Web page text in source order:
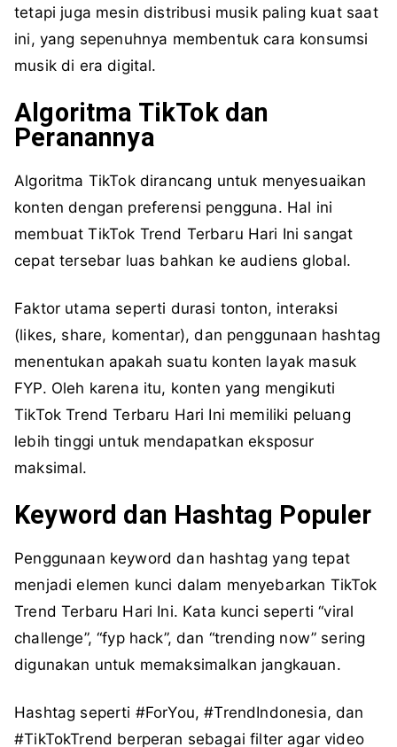
tetapi juga mesin distribusi musik paling kuat saat
ini, yang sepenuhnya membentuk cara konsumsi
musik di era digital.
Algoritma TikTok dan
Peranannya
Algoritma TikTok dirancang untuk menyesuaikan
konten dengan preferensi pengguna. Hal ini
membuat TikTok Trend Terbaru Hari Ini sangat
cepat tersebar luas bahkan ke audiens global.
Faktor utama seperti durasi tonton, interaksi
(likes, share, komentar), dan penggunaan hashtag
menentukan apakah suatu konten layak masuk
FYP. Oleh karena itu, konten yang mengikuti
TikTok Trend Terbaru Hari Ini memiliki peluang
lebih tinggi untuk mendapatkan eksposur
maksimal.
Keyword dan Hashtag Populer
Penggunaan keyword dan hashtag yang tepat
menjadi elemen kunci dalam menyebarkan TikTok
Trend Terbaru Hari Ini. Kata kunci seperti “viral
challenge”, “fyp hack”, dan “trending now” sering
digunakan untuk memaksimalkan jangkauan.
Hashtag seperti #ForYou, #TrendIndonesia, dan
#TikTokTrend berperan sebagai filter agar video